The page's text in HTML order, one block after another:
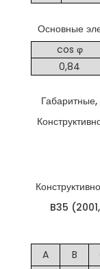
Основные
cos φ
0,84
B35
A B